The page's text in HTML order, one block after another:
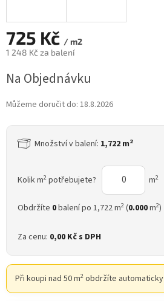
725 Kč / m2
1 248 Kč za balení
cena:
Na Objednávku
Můžeme doručit do: 18.8.2026
Množství v balení: 1,722 m2
Kolik m2 potřebujete? m2
Obdržíte 0balení po 1,722 m2 (0.000m2)
Za cenu: 0,00 Kčs DPH
Při koupi nad 50 m2 obdržíte automaticky